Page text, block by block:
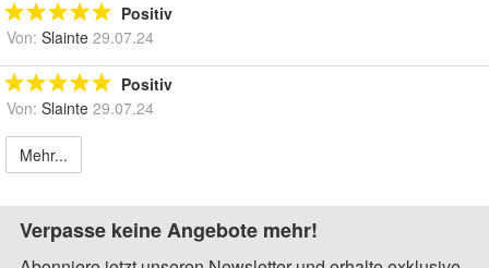
Positiv
Von: Slainte 29.07.24
Positiv
Von: Slainte 29.07.24
Mehr...
Verpasse keine Angebote mehr!